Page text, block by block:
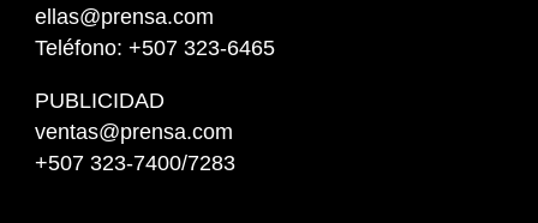
ellas@prensa.com
Teléfono: +507 323-6465
PUBLICIDAD
ventas@prensa.com
+507 323-7400/7283